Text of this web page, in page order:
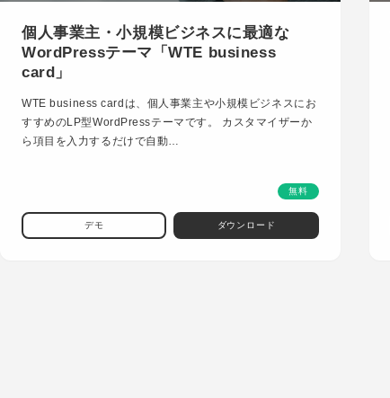
個人事業主・小規模ビジネスに最適な
WordPressテーマ「WTE business
card」
WTE business cardは、個人事業主や小規模ビジネスにお
すすめのLP型WordPressテーマです。 カスタマイザーか
ら項目を入力するだけで自動…
無料
デモ ダウンロード